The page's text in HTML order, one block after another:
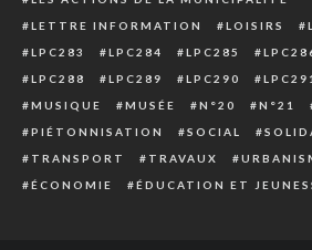
LETTRE INFORMATION
LOISIRS
LPC283
LPC284 LPC285
LPC288
LPC289 LPC290 LPC291
MUSIQUE
MUSÉE N°20 N°21
PIÉTONNISATION
SOCIAL
TRANSPORT
TRAVAUX
ÉCONOMIE
ÉDUCATION ET